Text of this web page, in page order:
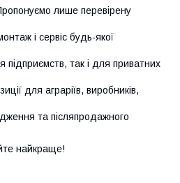
лише перевірену
і сервіс будь-якої
так і для приватних
для аграріїв, виробників,
та післяпродажного
найкраще!